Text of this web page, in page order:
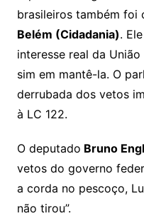
brasileiros também foi
Belém (Cidadania).
interesse real da
sim em mantê-la. O
derrubada dos vetos
à LC 122.
O deputado Bruno
vetos do governo
a corda no pescoço,
não tirou”.